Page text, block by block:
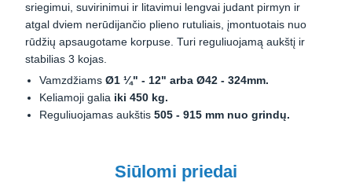
sriegimui, suvirinimui ir litavimui lengvai judant pirmyn ir
atgal dviem nerūdijančio plieno rutuliais, įmontuotais nuo
rūdžių apsaugotame korpuse. Turi reguliuojamą aukštį ir
stabilias 3 kojas.
Vamzdžiams Ø1 ¼" - 12" arba Ø42 - 324mm.
Keliamoji galia iki 450 kg.
Reguliuojamas aukštis 505 - 915 mm nuo grindų.
Siūlomi priedai